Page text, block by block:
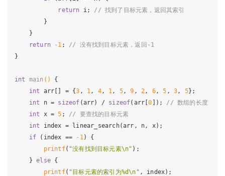
return i; // 找到了目标元素，返回其索引
        }
    }
return
-1 ; // 没有找到目标元素，返回-1
}
int main ()
{
int
arr[] = {3 , 1, 4, 1, 5, 9 , 2, 6, 5 , 3, 5};
int
n = sizeof (arr) / sizeof(arr[0 ]); // 数组的长度
int
x = 5 ; // 要查找的目标元素
int
index = linear_search(arr, n, x);
if (index == -1) {
printf( "没有找到目标元素\n" );
    }
else {
printf( "目标元素的索引为%d\n" , index);